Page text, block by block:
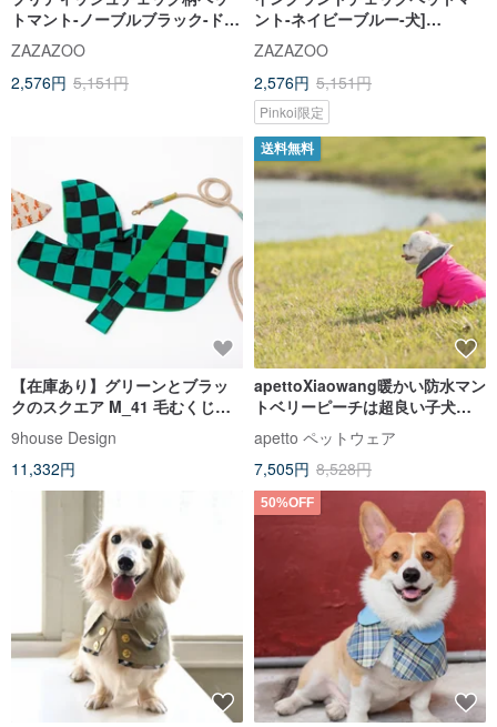
トマント-ノーブルブラック-ドッ
グ【ZAZAZOO】
ZAZAZOO
2,576円 5,151円
ント-ネイビーブルー-犬]
[ZAZAZOO
ZAZAZOO
2,576円 5,151円
Pinkoi限定
【在庫あり】グリーンとブラッ
クのスクエア M_41 毛むくじゃ
らボーイケープレインコート リ
バーシブル 防風防雨
9house Design
11,332円
送料無料
apettoXiaowang暖かい防水マン
トベリーピーチは超良い子犬ペ
ットの冬服を感じます
apetto ペットウェア
7,505円 8,528円
50%OFF